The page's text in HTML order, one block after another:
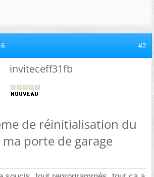
#2
inviteceff31fb
de réinitialisation du
porte de garage